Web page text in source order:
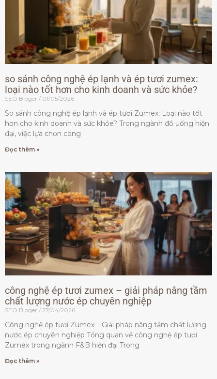
so sánh công nghệ ép lạnh và ép tươi zumex:
loại nào tốt hơn cho kinh doanh và sức khỏe?
SEO Bloger 01/05/2026
So sánh công nghệ ép lạnh và ép tươi Zumex: Loại nào tốt
hơn cho kinh doanh và sức khỏe? Trong ngành đồ uống hiện
đại, việc lựa chọn công
Đọc thêm »
công nghệ ép tươi zumex – giải pháp nâng tầm
chất lượng nước ép chuyên nghiệp
SEO Bloger 27/04/2026
Công nghệ ép tươi Zumex – Giải pháp nâng tầm chất lượng
nước ép chuyên nghiệp Tổng quan về công nghệ ép tươi
Zumex trong ngành F&B hiện đại Trong
Đọc thêm »